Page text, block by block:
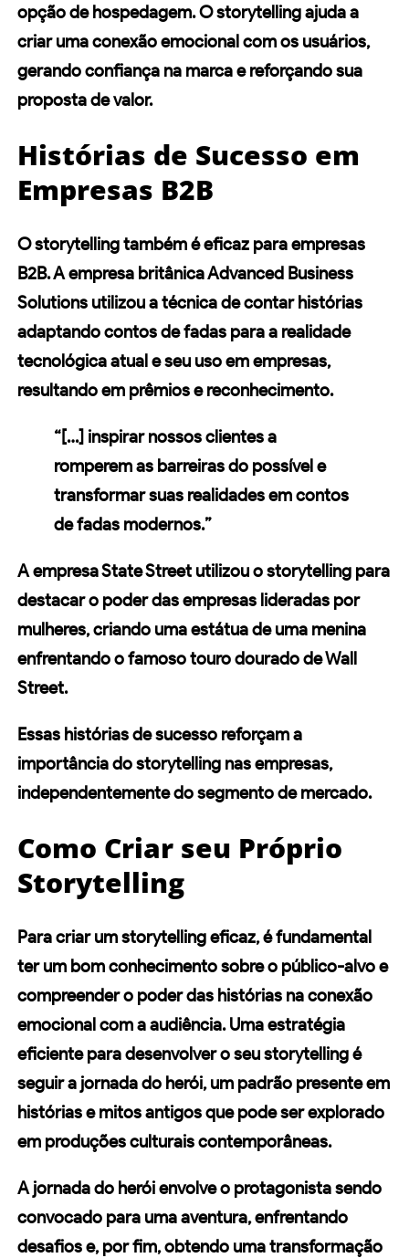
opção de hospedagem. O storytelling ajuda a
criar uma conexão emocional com os usuários,
gerando confiança na marca e reforçando sua
proposta de valor.
Histórias de Sucesso em
Empresas B2B
O storytelling também é eficaz para empresas
B2B. A empresa britânicaAdvanced Business
Solutions utilizou a técnica de contar histórias
adaptando contos de fadas para a realidade
tecnológica atual e seu uso em empresas,
resultando em prêmios e reconhecimento.
“[…] inspirar nossos clientes a
romperem as barreiras do possível e
transformar suas realidades em contos
de fadas modernos.”
A empresaState Street utilizou o storytelling para
destacar o poder das empresas lideradas por
mulheres, criando uma estátua de uma menina
enfrentando o famoso touro dourado de Wall
Street.
Essas histórias de sucesso reforçam a
importância do storytelling nas empresas,
independentemente do segmento de mercado.
Como Criar seu Próprio
Storytelling
Para criar um storytelling eficaz, é fundamental
ter um bom conhecimento sobre o público-alvo e
compreender o poder das histórias na conexão
emocional com a audiência. Uma estratégia
eficiente para desenvolver o seu storytelling é
seguir a jornada do herói, um padrão presente em
histórias e mitos antigos que pode ser explorado
em produções culturais contemporâneas.
Ajornada do heróienvolve o protagonista sendo
convocado para uma aventura, enfrentando
desafios e, por fim, obtendo uma transformação